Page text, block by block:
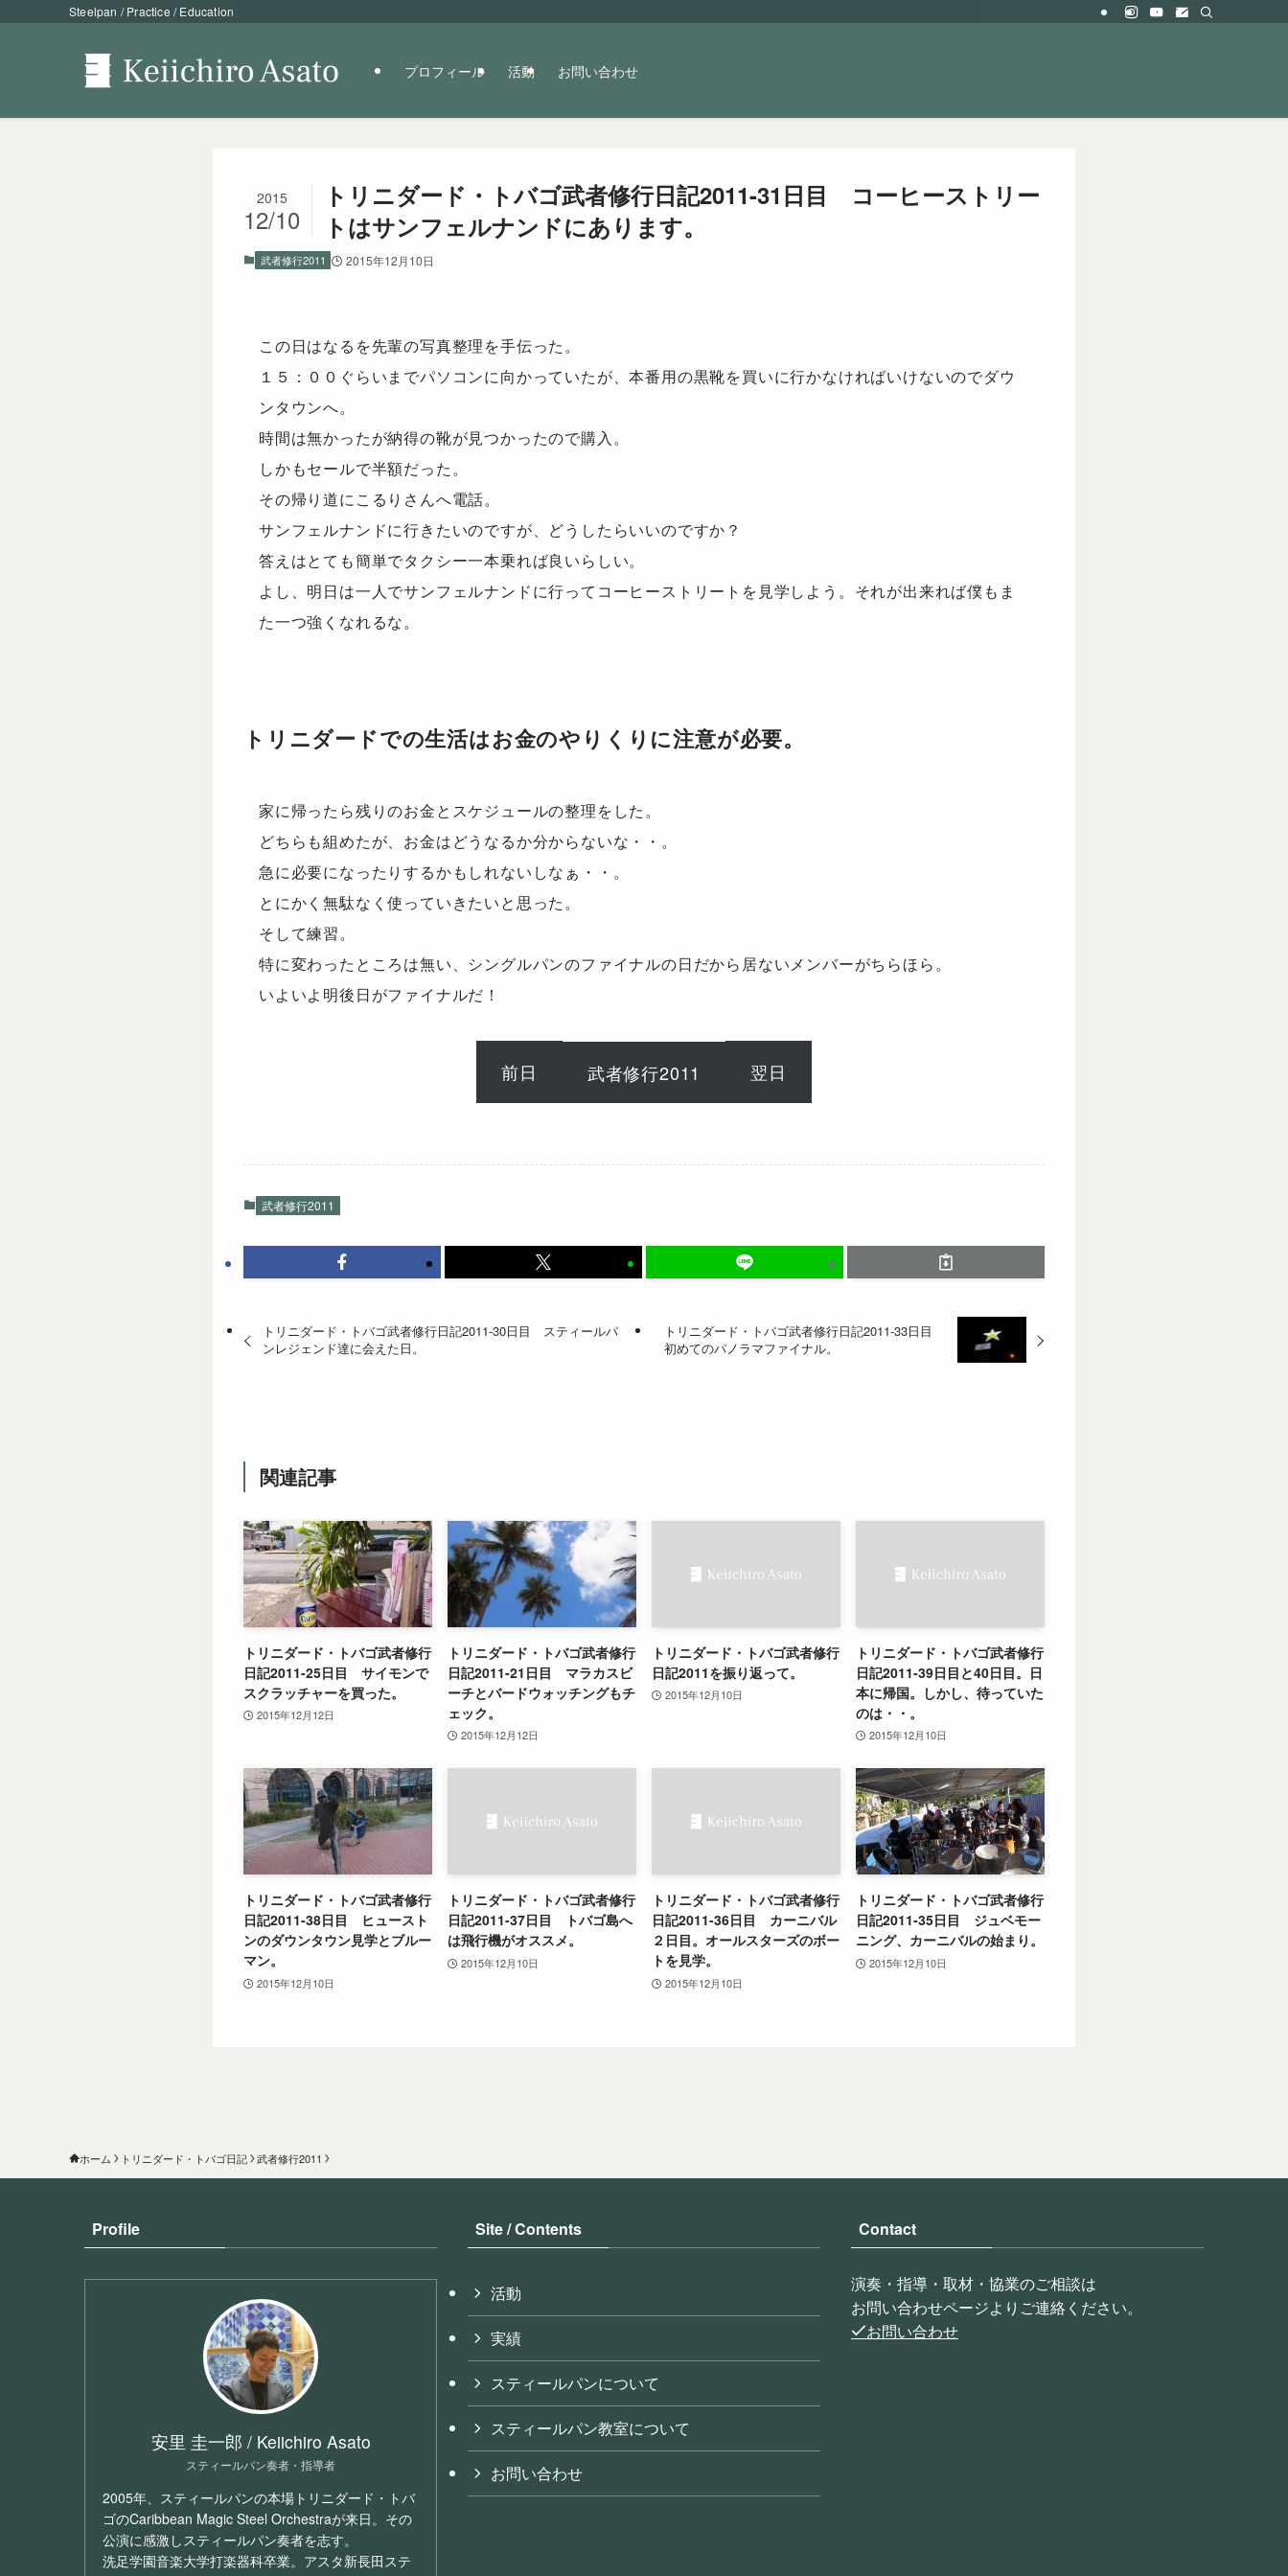
Steelpan / Practice / Education
プロフィール 活動 お問い合わせ
トリニダード・トバゴ武者修行日記2011-31日目 コーヒーストリー
トはサンフェルナンドにあります。
2015
12/10
武者修行2011 2015年12月10日
この日はなるを先輩の写真整理を手伝った。
１５：００ぐらいまでパソコンに向かっていたが、本番用の黒靴を買いに行かなければいけないのでダウ
ンタウンへ。
時間は無かったが納得の靴が見つかったので購入。
しかもセールで半額だった。
その帰り道にこるりさんへ電話。
サンフェルナンドに行きたいのですが、どうしたらいいのですか？
答えはとても簡単でタクシー一本乗れば良いらしい。
よし、明日は一人でサンフェルナンドに行ってコーヒーストリートを見学しよう。それが出来れば僕もま
た一つ強くなれるな。
トリニダードでの生活はお金のやりくりに注意が必要。
家に帰ったら残りのお金とスケジュールの整理をした。
どちらも組めたが、お金はどうなるか分からないな・・。
急に必要になったりするかもしれないしなぁ・・。
とにかく無駄なく使っていきたいと思った。
そして練習。
特に変わったところは無い、シングルパンのファイナルの日だから居ないメンバーがちらほら。
いよいよ明後日がファイナルだ！
前日 武者修行2011 翌日
武者修行2011
トリニダード・トバゴ武者修行日記2011-30日目 スティールパ
ンレジェンド達に会えた日。
トリニダード・トバゴ武者修行日記2011-33日目
初めてのパノラマファイナル。
関連記事
トリニダード・トバゴ武者修行
日記2011-25日目 サイモンで
スクラッチャーを買った。
2015年12月12日
トリニダード・トバゴ武者修行
日記2011-21日目 マラカスビ
ーチとバードウォッチングもチ
ェック。
2015年12月12日
トリニダード・トバゴ武者修行
日記2011を振り返って。
2015年12月10日
トリニダード・トバゴ武者修行
日記2011-39日目と40日目。日
本に帰国。しかし、待っていた
のは・・。
2015年12月10日
トリニダード・トバゴ武者修行
日記2011-38日目 ヒュースト
ンのダウンタウン見学とブルー
マン。
2015年12月10日
トリニダード・トバゴ武者修行
日記2011-37日目 トバゴ島へ
は飛行機がオススメ。
2015年12月10日
トリニダード・トバゴ武者修行
日記2011-36日目 カーニバル
２日目。オールスターズのボー
トを見学。
2015年12月10日
トリニダード・トバゴ武者修行
日記2011-35日目 ジュベモー
ニング、カーニバルの始まり。
2015年12月10日
ホーム トリニダード・トバゴ日記 武者修行2011
Profile
安里 圭一郎 / Keiichiro Asato
スティールパン奏者・指導者
2005年、スティールパンの本場トリニダード・トバ
ゴのCaribbean Magic Steel Orchestraが来日。その
公演に感激しスティールパン奏者を志す。
洗足学園音楽大学打楽器科卒業。アスタ新長田ステ
Site / Contents
活動
実績
スティールパンについて
スティールパン教室について
お問い合わせ
Contact
演奏・指導・取材・協業のご相談は
お問い合わせページよりご連絡ください。
お問い合わせ